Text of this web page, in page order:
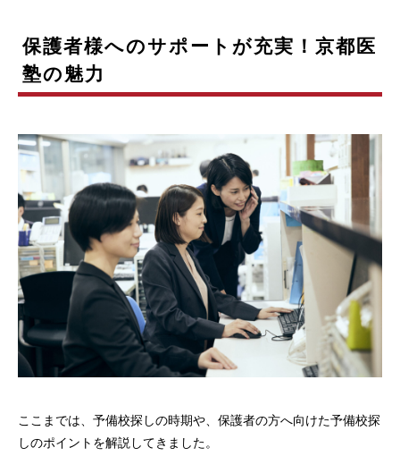
保護者様へのサポートが充実！京都医
塾の魅力
ここまでは、予備校探しの時期や、保護者の方へ向けた予備校探
しのポイントを解説してきました。